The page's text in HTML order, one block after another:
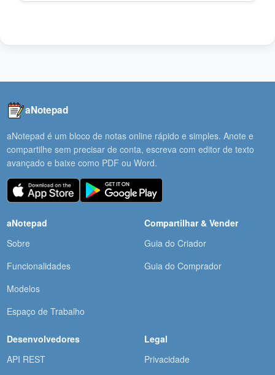
aNotepad
aNotepad é um bloco de notas online rápido e simples. Anote e
compartilhe sem precisar de conta, escreva com editor de texto
avançado e baixe como PDF ou Word.
aNotepad
Sobre
Funcionalidades
Modelos
Espaço de Trabalho
Compartilhar & Vender
Guia do Criador
Guia do Comprador
Desenvolvedores
API REST
Legal
Privacidade